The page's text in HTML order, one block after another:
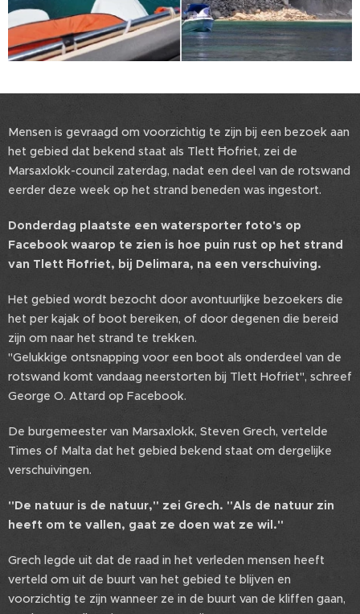
Mensen is gevraagd om voorzichtig te zijn bij een bezoek aan
het gebied dat bekend staat als Tlett Ħofriet, zei de
Marsaxlokk-council zaterdag, nadat een deel van de rotswand
eerder deze week op het strand beneden was ingestort.
Donderdag plaatste een watersporter foto's op
Facebook waarop te zien is hoe puin rust op het strand
van Tlett Ħofriet, bij Delimara, na een verschuiving.
Het gebied wordt bezocht door avontuurlijke bezoekers die
het per kajak of boot bereiken, of door degenen die bereid
zijn om naar het strand te trekken.
"Gelukkige ontsnapping voor een boot als onderdeel van de
rotswand komt vandaag neerstorten bij Tlett Hofriet", schreef
George O. Attard op Facebook.
De burgemeester van Marsaxlokk, Steven Grech, vertelde
Times of Malta dat het gebied bekend staat om dergelijke
verschuivingen.
"De natuur is de natuur," zei Grech. "Als de natuur zin
heeft om te vallen, gaat ze doen wat ze wil."
Grech legde uit dat de raad in het verleden mensen heeft
verteld om uit de buurt van het gebied te blijven en
voorzichtig te zijn wanneer ze in de buurt van de kliffen gaan,